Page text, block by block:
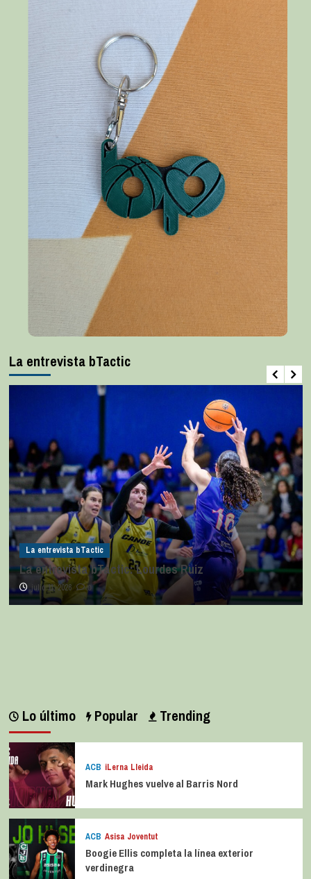
La entrevista bTactic
La entrevista bTactic
La entrevista bTactic: Lourdes Ruiz
julio 11, 2026 0
Lo último Popular Trending
ACB iLerna Lleida
Mark Hughes vuelve al Barris Nord
ACB Asisa Joventut
Boogie Ellis completa la línea exterior
verdinegra